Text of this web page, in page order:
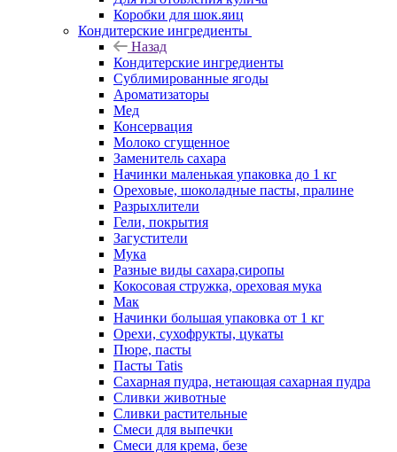
Коробки для шок.яиц
Кондитерские ингредиенты
Назад
Кондитерские ингредиенты
Сублимированные ягоды
Ароматизаторы
Мед
Консервация
Молоко сгущенное
Заменитель сахара
Начинки маленькая упаковка до 1 кг
Ореховые, шоколадные пасты, пралине
Разрыхлители
Гели, покрытия
Загустители
Мука
Разные виды сахара,сиропы
Кокосовая стружка, ореховая мука
Мак
Начинки большая упаковка от 1 кг
Орехи, сухофрукты, цукаты
Пюре, пасты
Пасты Tatis
Сахарная пудра, нетающая сахарная пудра
Сливки животные
Сливки растительные
Смеси для выпечки
Смеси для крема, безе